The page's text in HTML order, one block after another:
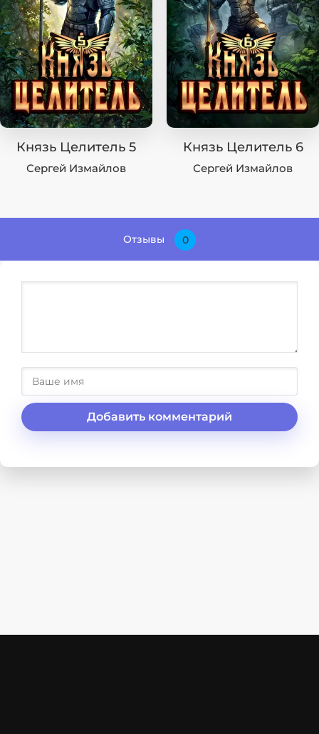
Князь Целитель 5
Сергей Измайлов
Князь Целитель 6
Сергей Измайлов
Отзывы 0
Добавить комментарий